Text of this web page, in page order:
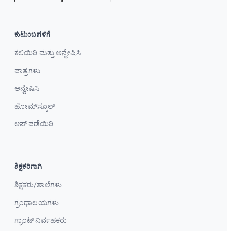
ಕುಟುಂಬಗಳಿಗೆ
ಕಲಿಯಿರಿ ಮತ್ತು ಅನ್ವೇಷಿಸಿ
ಪಾತ್ರಗಳು
ಅನ್ವೇಷಿಸಿ
ಹೋಮ್‌ಸ್ಕೂಲ್
ಆಪ್ ಪಡೆಯಿರಿ
ಶಿಕ್ಷಕರಿಗಾಗಿ
ಶಿಕ್ಷಕರು/ಶಾಲೆಗಳು
ಗ್ರಂಥಾಲಯಗಳು
ಗ್ರಾಂಟ್ ನಿರ್ವಹಕರು